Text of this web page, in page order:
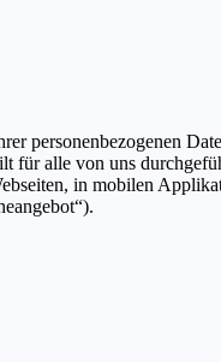
personenbezogenen
alle von uns
in mobilen